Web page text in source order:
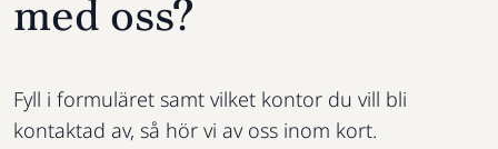
med oss?
Fyll i formuläret samt vilket kontor du vill bli
kontaktad av, så hör vi av oss inom kort.